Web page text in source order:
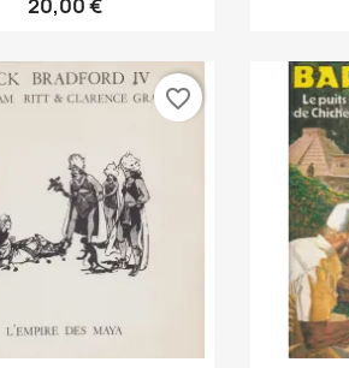
20,00 €
favorite_border